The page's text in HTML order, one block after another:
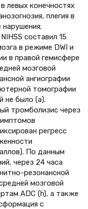
левых конечностях
плегия в
нарушения;
составил 15
в режиме DWI и
в правой гемисфере
мозговой
ангиографии
томографии
не было (a).
тромболизис через
регресс
По данным
через 24 часа
резонансной
мозговой
ADC (h), а также
с